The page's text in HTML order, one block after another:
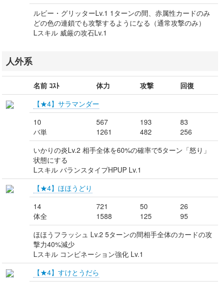
ルビー・グリッターLv.1 1ターンの間、赤属性カードのみ
どの色の連鎖でも攻撃するようになる（通常攻撃のみ）
Lスキル 威厳の攻石Lv.1
人外系
名前 ｺｽﾄ 体力 攻撃
回復
【★4】サラマンダー
10
バ単
567
1261
193
482
83
256
いかりの炎Lv.2 相手全体を60%の確率で5ターン「怒り」
状態にする
Lスキル バランスタイプHPUP Lv.1
【★4】ほほうどり
14
体全
721
1588
50
125
26
95
ほほうフラッシュ Lv.2 5ターンの間相手全体のカードの攻
撃力40%減少
Lスキル コンビネーション強化 Lv.1
【★4】すけとうだら